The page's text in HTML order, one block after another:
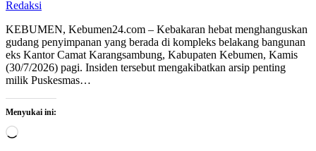
Redaksi
KEBUMEN, Kebumen24.com – Kebakaran hebat menghanguskan
gudang penyimpanan yang berada di kompleks belakang bangunan
eks Kantor Camat Karangsambung, Kabupaten Kebumen, Kamis
(30/7/2026) pagi. Insiden tersebut mengakibatkan arsip penting
milik Puskesmas…
Menyukai ini:
Memuat...